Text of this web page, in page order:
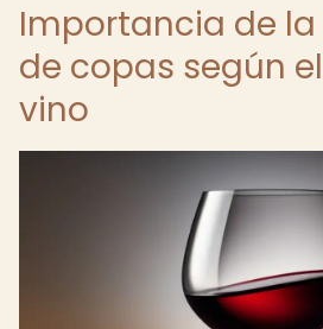
Importancia de
de copas según
vino